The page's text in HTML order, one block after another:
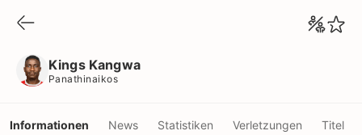
Kings Kangwa
Panathinaikos
Informationen News Statistiken Verletzungen Titel